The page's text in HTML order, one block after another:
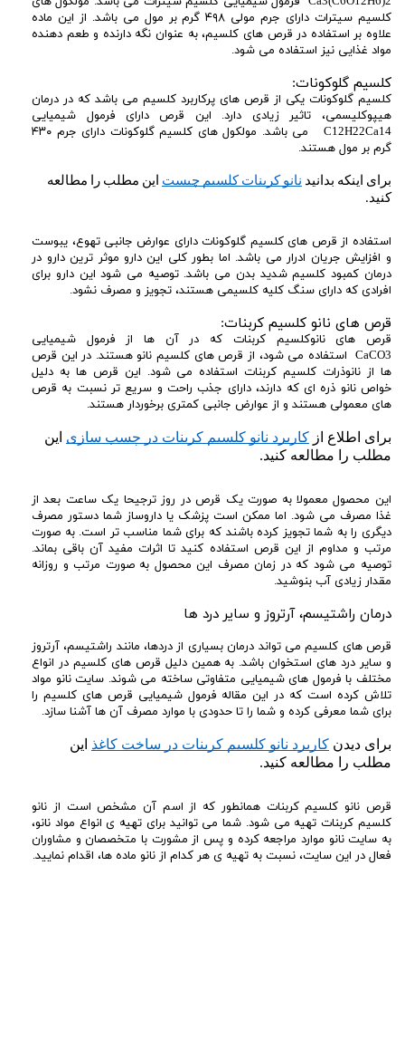
کلسیم سیترات دارای جرم مولی ۴۹۸ گرم بر مول می باشد. از این ماده
علاوه بر استفاده در قرص های کلسیم، به عنوان نگه دارنده و طعم دهنده
مواد غذایی نیز استفاده می شود.
کلسیم گلوکونات:
کلسیم گلوکونات یکی از قرص های پرکاربرد کلسیم می باشد که در درمان
هیپوکلیسمی، تاثیر زیادی دارد. این قرص دارای فرمول شیمیایی
C12H22Ca14 می باشد. مولکول های کلسیم گلوکونات دارای جرم ۴۳۰
گرم بر مول هستند.
برای اینکه بدانید نانو کربنات کلسیم چیست
کنید.
استفاده از قرص های کلسیم گلوکونات دارای عوارض جانبی تهوع، یبوست
و افزایش جریان ادرار می باشد. اما بطور کلی این دارو موثر ترین دارو در
درمان کمبود کلسیم شدید بدن می باشد. توصیه می شود این دارو برای
افرادی که دارای سنگ کلیه کلسیمی هستند، تجویز و مصرف نشود.
قرص های نانو کلسیم کربنات:
قرص های نانوکلسیم کربنات که در آن ها از فرمول شیمیایی
CaCO3 استفاده می شود، از قرص های کلسیم نانو هستند. در این قرص
ها از نانوذرات کلسیم کربنات استفاده می شود. این قرص ها به دلیل
خواص نانو ذره ای که دارند، دارای جذب راحت و سریع تر نسبت به قرص
های معمولی هستند و از عوارض جانبی کمتری برخوردار هستند.
برای اطلاع از کاربرد نانو کلسیم کربنات در چسب سازی
مطلب را مطالعه کنید.
این محصول معمولا به صورت یک قرص در روز ترجیحا یک ساعت بعد از
غذا مصرف می شود. اما ممکن است پزشک یا داروساز شما دستور مصرف
دیگری را به شما تجویز کرده باشند که برای شما مناسب تر است. به صورت
مرتب و مداوم از این قرص استفاده کنید تا اثرات مفید آن باقی بماند.
توصیه می شود که در زمان مصرف این محصول به صورت مرتب و روزانه
مقدار زیادی آب بنوشید.
درمان راشتیسم، آرتروز و سایر درد ها
قرص های کلسیم می تواند درمان بسیاری از دردها، مانند راشتیسم، آرتروز
و سایر درد های استخوان باشد‌. به همین دلیل قرص های کلسیم در انواع
مختلف با فرمول های شیمیایی متفاوتی ساخته می شوند. سایت نانو مواد
تلاش کرده است که در این مقاله فرمول شیمیایی قرص های کلسیم را
برای شما معرفی کرده و شما را تا حدودی با موارد مصرف آن ها آشنا سازد.
برای دیدن کاربرد نانو کلسیم کربنات در ساخت کاغذ
مطلب را مطالعه کنید.
قرص نانو کلسیم کربنات همانطور که از اسم آن مشخص است از نانو
کلسیم کربنات تهیه می شود. شما می توانید برای تهیه ی انواع مواد نانو،
به سایت نانو موارد مراجعه کرده و پس از مشورت با متخصصان و مشاوران
فعال در این سایت، نسبت به تهیه ی هر کدام از نانو ماده ها، اقدام نمایید.